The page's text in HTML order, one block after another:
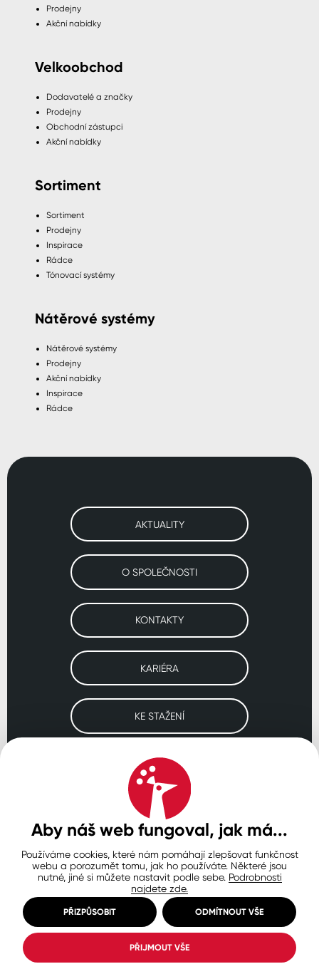
Prodejny
Akční nabídky
Velkoobchod
Dodavatelé a značky
Prodejny
Obchodní zástupci
Akční nabídky
Sortiment
Sortiment
Prodejny
Inspirace
Rádce
Tónovací systémy
Nátěrové systémy
Nátěrové systémy
Prodejny
Akční nabídky
Inspirace
Rádce
AKTUALITY
O SPOLEČNOSTI
KONTAKTY
KARIÉRA
KE STAŽENÍ
Navštivte naše pobočky
SLOVENSKO POLSKO
Ochrana osobních údajů
Zásady používání souborů cookie
Nastavení cookies
© Copyright 2026 COLORLAK
Created by inCUBE
Aby náš web fungoval, jak má...
Používáme cookies, které nám pomáhají zlepšovat funkčnost
webu a porozumět tomu, jak ho používáte. Některé jsou
nutné, jiné si můžete nastavit podle sebe. Podrobnosti
najdete zde.
PŘIZPŮSOBIT ODMÍTNOUT VŠE
PŘIJMOUT VŠE